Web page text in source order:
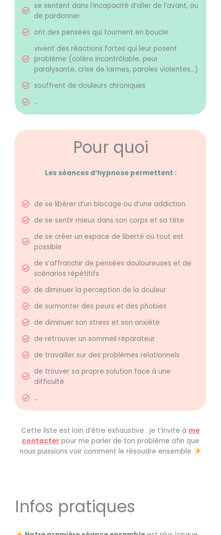
se sentent dans l’incapacité d’aller de l’avant, ou
de pardonner
ont des pensées qui tournent en boucle
vivent des réactions fortes qui leur posent
problème (colère incontrôlable, peur
paralysante, crise de larmes, paroles violentes…)
souffrent de douleurs chroniques
...
Pour quoi
Les séances d’hypnose permettent :
de se libérer d’un blocage ou d’une addiction
de se sentir mieux dans son corps et sa tête
de se créer un espace de liberté où tout est
possible
de s’affranchir de pensées douloureuses et de
scénarios répétitifs
de diminuer la perception de la douleur
de surmonter des peurs et des phobies
de diminuer son stress et son anxiété
de retrouver un sommeil réparateur
de travailler sur des problèmes relationnels
de trouver sa propre solution face à une
difficulté
...
Cette liste est loin d’être exhaustive : je t’invite à me
contacter pour me parler de ton problème afin que
nous puissions voir comment le résoudre ensemble
Infos pratiques